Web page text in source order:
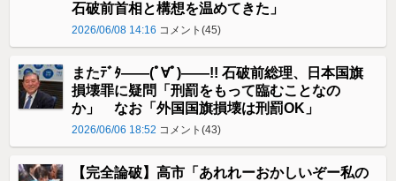
石破前首相と構想を温めてきた」
2026/06/08 14:16 コメント(45)
またﾃﾞﾀ――(ﾟ∀ﾟ)――!! 石破前総理、日本国旗
損壊罪に疑問「刑罰をもって臨むことなの
か」 なお「外国国旗損壊は刑罰OK」
2026/06/06 18:52 コメント(43)
【完全論破】高市「あれれーおかしいぞー私の